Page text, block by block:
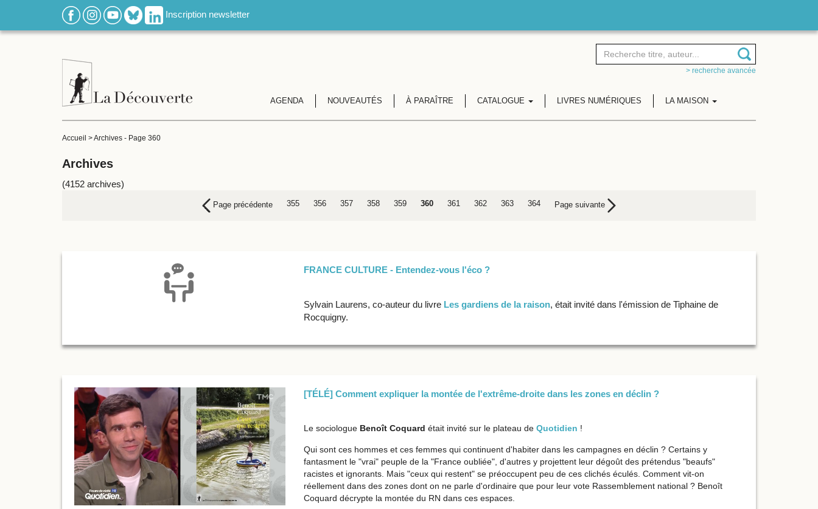
Inscription newsletter
> recherche avancée
AGENDA NOUVEAUTÉS À PARAÎTRE CATALOGUE LIVRES NUMÉRIQUES LA MAISON
Accueil >Archives - Page 360
Archives
(4152 archives)
Page précédente 355 356 357 358 359 360 361 362 363 364 Page suivante
FRANCE CULTURE - Entendez-vous l'éco ?
Sylvain Laurens, co-auteur du livre Les gardiens de la raison, était invité dans l'émission de Tiphaine de
Rocquigny.
[TÉLÉ] Comment expliquer la montée de l'extrême-droite dans les zones en déclin ?
Le sociologue Benoît Coquard était invité sur le plateau de Quotidien !
Qui sont ces hommes et ces femmes qui continuent d'habiter dans les campagnes en déclin ? Certains y
fantasment le "vrai" peuple de la "France oubliée", d'autres y projettent leur dégoût des prétendus "beaufs"
racistes et ignorants. Mais "ceux qui restent" se préoccupent peu de ces clichés éculés. Comment vit-on
réellement dans des zones dont on ne parle d'ordinaire que pour leur vote Rassemblement national ? Benoît
Coquard décrypte la montée du RN dans ces espaces.